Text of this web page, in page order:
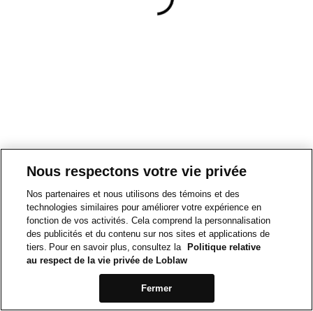
Nous respectons votre vie privée
Nos partenaires et nous utilisons des témoins et des
technologies similaires pour améliorer votre expérience en
fonction de vos activités. Cela comprend la personnalisation
des publicités et du contenu sur nos sites et applications de
tiers. Pour en savoir plus, consultez la
Politique relative
au respect de la vie privée de Loblaw
Fermer